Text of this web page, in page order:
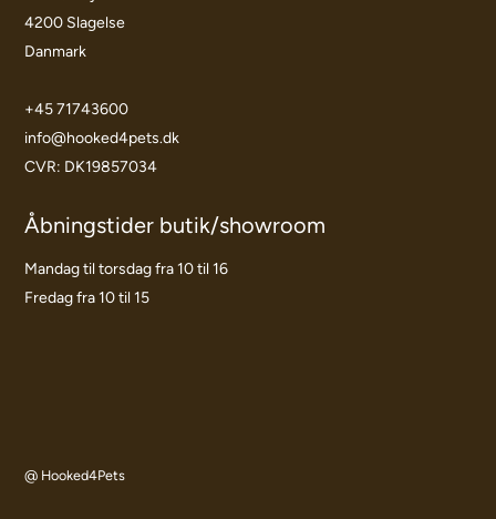
4200 Slagelse
Danmark
+45 71743600
info@hooked4pets.dk
CVR: DK19857034
Åbningstider butik/showroom
Mandag til torsdag fra 10 til 16
Fredag fra 10 til 15
@ Hooked4Pets